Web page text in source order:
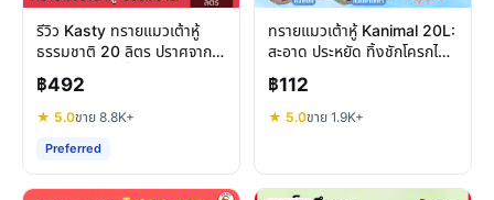
รีวิว Kasty ทรายแมวเต้าหู้
ธรรมชาติ 20 ลิตร ปราศจาก
ฝุ่น ดับกลิ่นดีเยี่ยม
฿492
★ 5.0ขาย 8.8K+
Preferred
ทรายแมวเต้าหู้ Kanimal 20L:
สะอาด ประหยัด ทิ้งชักโครกได้
จริงไหม?
฿112
★ 5.0ขาย 1.9K+